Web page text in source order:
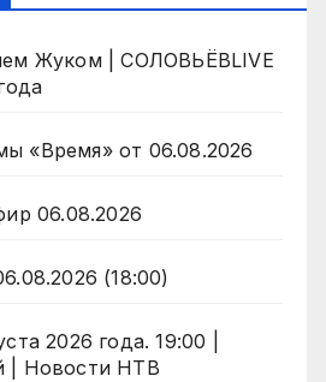
Жуком | СОЛОВЬЁВLIVE
«Время» от 06.08.2026
06.08.2026
(18:00)
2026 года. 19:00 |
| Новости НТВ